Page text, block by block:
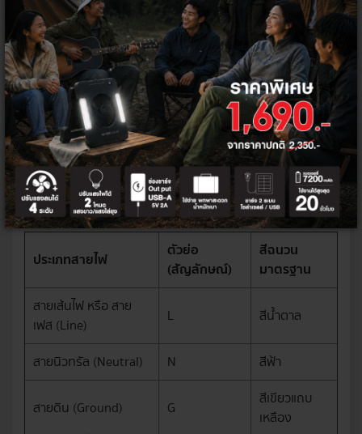
ถูกไฟดูด มาตรฐานกำหนดให้หลักดิน ต้องทำจากแท่งทองแดงหรือเหล็ก
หุ้มทองแดงขนาดเส้นผ่านศูนย์กลางไม่น้อยกว่า 16 มิลลิเมตร และมี
ความยาวไม่น้อยกว่า 2.4 เมตร ตอกลึกลงไปในดิน และต้องเชื่อมต่อ
สายดินเข้ากับจุดต่อลงดินที่ตู้ไฟหลักอย่างถูกต้อง
สีสายไฟที่ถูกต้องตามมาตรฐาน วสท.
(ฉบับอัปเดต)
เพื่อให้ช่างไฟสามารถซ่อมบำรุงได้อย่างปลอดภัยและไม่เกิดความสับสน
มาตรฐาน วสท. ฉบับล่าสุดได้กำหนดรหัสสีของสายไฟฟ้าหุ้มฉนวนแรง
ต่ำ (ระบบ 1 เฟส 2 สาย 230V) ไว้ ดังนี้
ประเภทสายไฟ
ตัวย่อ
(สัญลักษณ์)
สีฉนวน
มาตรฐาน
สายเส้นไฟ หรือ สาย
เฟส (Line)
L สีน้ำตาล
สายนิวทรัล (Neutral) N สีฟ้า
สายดิน (Ground) G
สีเขียวแถบ
เหลือง